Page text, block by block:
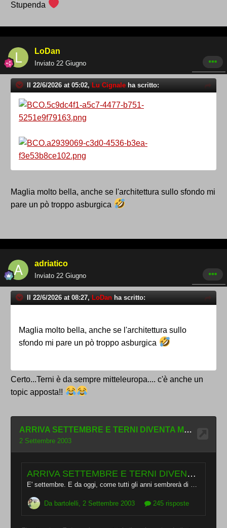
Stupenda
LoDan
Inviato 22 Giugno
Il 22/6/2026 at 05:02, Lu Cignale ha scritto:
Maglia molto bella, anche se l'architettura sullo sfondo mi
pare un pò troppo asburgica
adriatico
Inviato 22 Giugno
Il 22/6/2026 at 08:27, LoDan ha scritto:
Maglia molto bella, anche se l'architettura sullo
sfondo mi pare un pò troppo asburgica
Certo...Terni è da sempre mitteleuropa.... c'è anche un
topic apposta!!